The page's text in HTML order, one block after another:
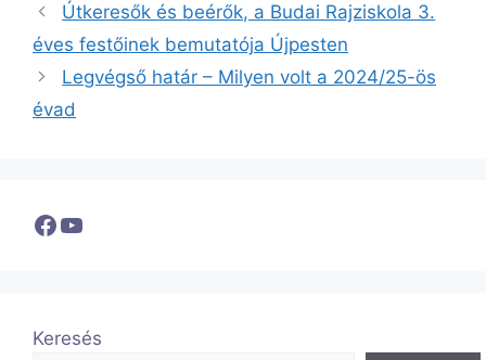
Útkeresők és beérők, a Budai Rajziskola 3.
éves festőinek bemutatója Újpesten
Legvégső határ – Milyen volt a 2024/25-ös
évad
Facebook
YouTube
Keresés